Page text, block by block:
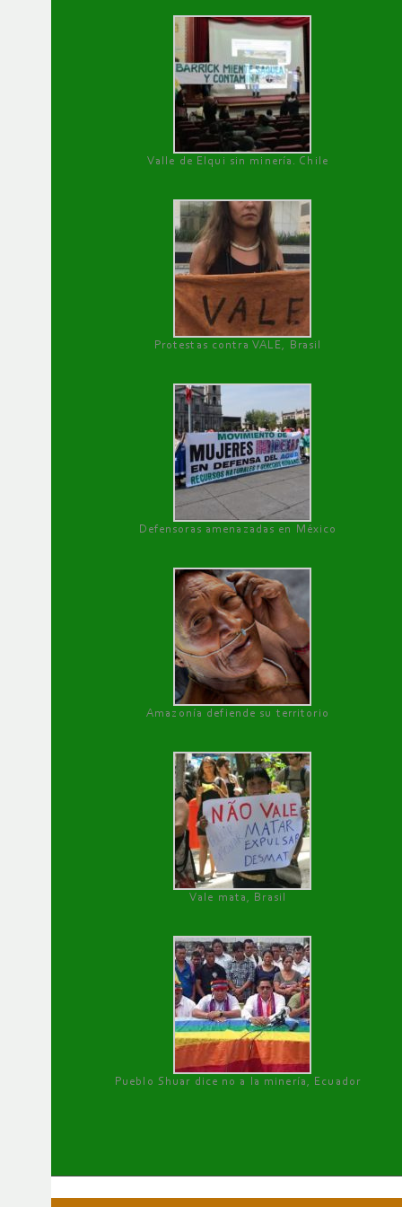
Valle de Elqui sin minería. Chile
Protestas contra VALE, Brasil
Defensoras amenazadas en México
Amazonía defiende su territorio
Vale mata, Brasil
Pueblo Shuar dice no a la minería, Ecuador